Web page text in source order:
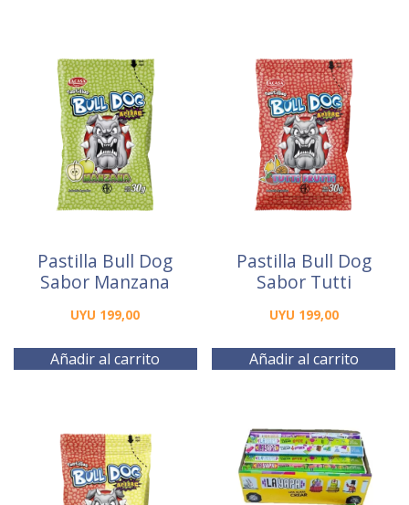
Pastilla Bull Dog
Sabor Manzana
UYU 199,00
Añadir al carrito
Pastilla Bull Dog
Sabor Tutti
UYU 199,00
Añadir al carrito